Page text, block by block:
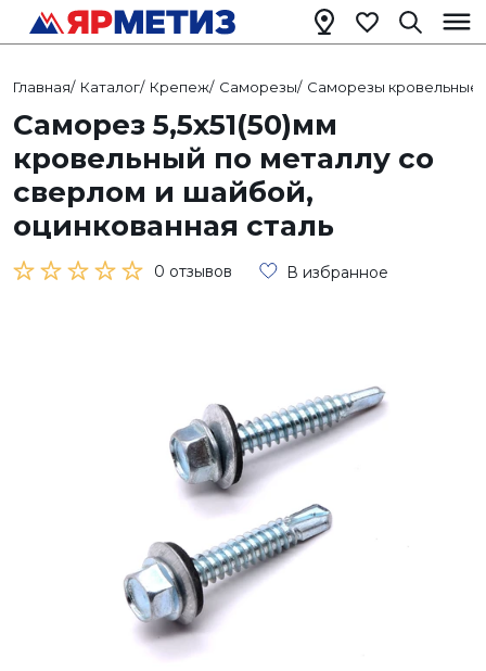
Главная/ Каталог/ Крепеж/ Саморезы/ Саморезы кровельные
Саморез 5,5х51(50)мм
кровельный по металлу со
сверлом и шайбой,
оцинкованная сталь
0 отзывов В избранное